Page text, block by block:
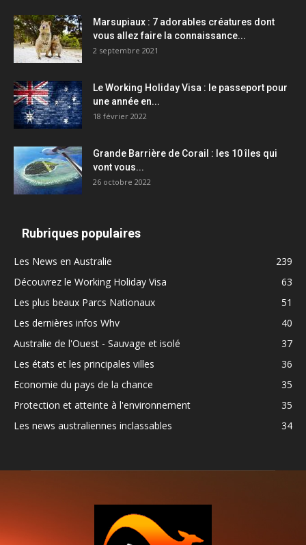
Marsupiaux : 7 adorables créatures dont
vous allez faire la connaissance...
2 septembre 2021
Le Working Holiday Visa : le passeport pour
une année en...
18 février 2022
Grande Barrière de Corail : les 10 îles qui
vont vous...
26 octobre 2022
Rubriques populaires
Les News en Australie
239
Découvrez le Working Holiday Visa
63
Les plus beaux Parcs Nationaux
51
Les dernières infos Whv
40
Australie de l'Ouest - Sauvage et isolé
37
Les états et les principales villes
36
Economie du pays de la chance
35
Protection et atteinte à l'environnement
35
Les news australiennes inclassables
34